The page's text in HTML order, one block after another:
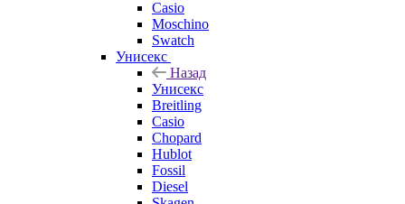
Casio
Moschino
Swatch
Унисекс
Назад
Унисекс
Breitling
Casio
Chopard
Hublot
Fossil
Diesel